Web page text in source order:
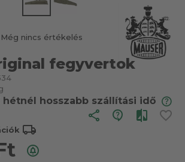
Még nincs értékelés
fegyvertok
hétnél hosszabb szállítási idő
share
local_shipping